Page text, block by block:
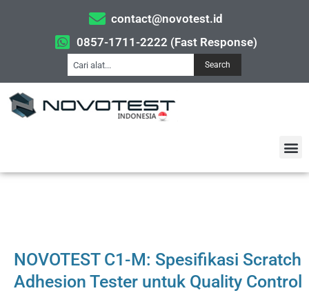
contact@novotest.id
0857-1711-2222 (Fast Response)
Search
NOVOTEST C1-M: Spesifikasi Scratch
Adhesion Tester untuk Quality Control